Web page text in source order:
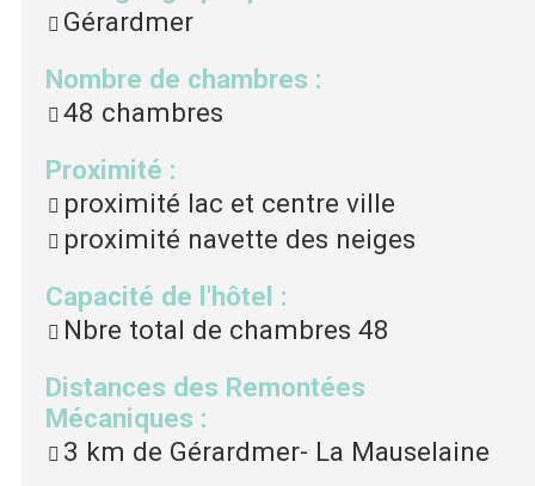
Gérardmer
Nombre de chambres :
48 chambres
Proximité :
proximité lac et centre ville
proximité navette des neiges
Capacité de l'hôtel :
Nbre total de chambres 48
Distances des Remontées
Mécaniques :
3 km de Gérardmer- La Mauselaine